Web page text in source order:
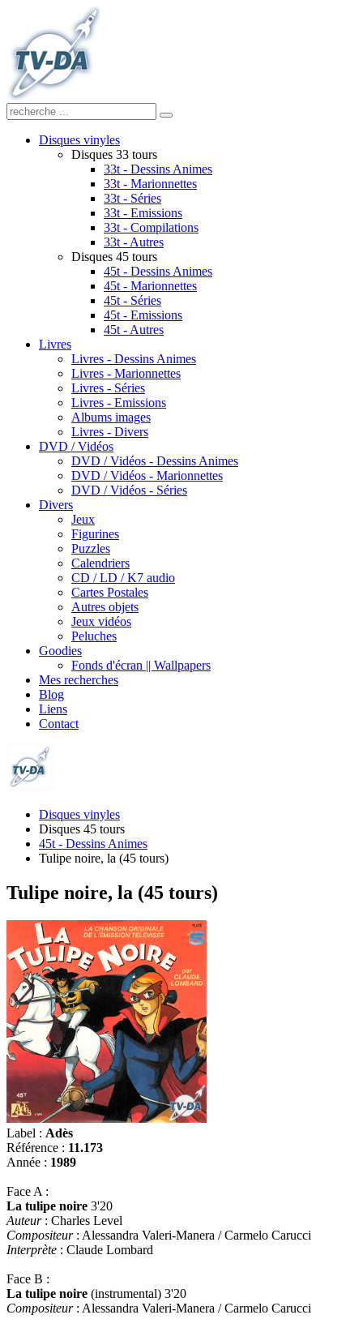
Disques vinyles
Disques 33 tours
33t - Dessins Animes
33t - Marionnettes
33t - Séries
33t - Emissions
33t - Compilations
33t - Autres
Disques 45 tours
45t - Dessins Animes
45t - Marionnettes
45t - Séries
45t - Emissions
45t - Autres
Livres
Livres - Dessins Animes
Livres - Marionnettes
Livres - Séries
Livres - Emissions
Albums images
Livres - Divers
DVD / Vidéos
DVD / Vidéos - Dessins Animes
DVD / Vidéos - Marionnettes
DVD / Vidéos - Séries
Divers
Jeux
Figurines
Puzzles
Calendriers
CD / LD / K7 audio
Cartes Postales
Autres objets
Jeux vidéos
Peluches
Goodies
Fonds d'écran || Wallpapers
Mes recherches
Blog
Liens
Contact
Disques vinyles
Disques 45 tours
45t - Dessins Animes
Tulipe noire, la (45 tours)
Tulipe noire, la (45 tours)
Label : Adès
Référence : 11.173
Année : 1989
Face A :
La tulipe noire 3'20
Auteur: Charles Level
Compositeur: Alessandra Valeri-Manera / Carmelo Carucci
Interprète : Claude Lombard
Face B :
La tulipe noire (instrumental) 3'20
Compositeur: Alessandra Valeri-Manera / Carmelo Carucci